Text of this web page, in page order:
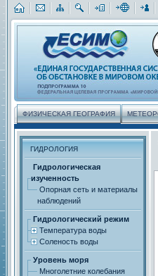
ФИЗИЧЕСКАЯ ГЕОГРАФИЯ
ГИДРОЛОГИЯ
Гидрологическая
изученность
Опорная сеть и материалы
наблюдений
Гидрологический режим
Температура воды
Соленость воды
Уровень моря
Многолетние колебания